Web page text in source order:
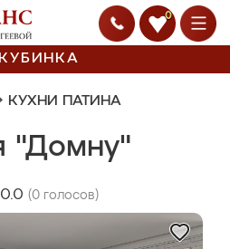
0
КУБИНКА
КУХНИ ПАТИНА
"Домну"
0.0 (0 голосов)